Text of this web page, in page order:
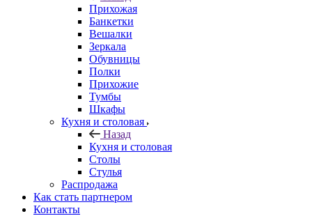
Прихожая
Банкетки
Вешалки
Зеркала
Обувницы
Полки
Прихожие
Тумбы
Шкафы
Кухня и столовая
Назад
Кухня и столовая
Столы
Стулья
Распродажа
Как стать партнером
Контакты